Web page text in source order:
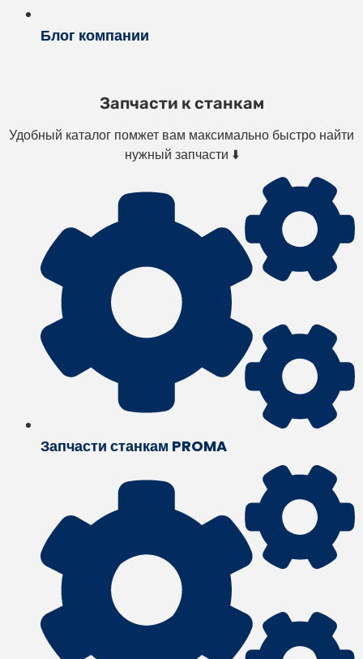
Блог компании
Запчасти к станкам
Удобный каталог помжет вам максимально быстро найти
нужный запчасти ⬇️
Запчасти станкам PROMA